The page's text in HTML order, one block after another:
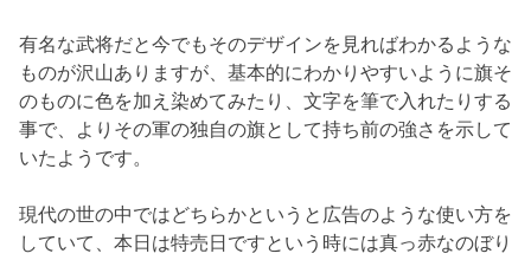
有名な武将だと今でもそのデザインを見ればわかるような
ものが沢山ありますが、基本的にわかりやすいように旗そ
のものに色を加え染めてみたり、文字を筆で入れたりする
事で、よりその軍の独自の旗として持ち前の強さを示して
いたようです。
現代の世の中ではどちらかというと広告のような使い方を
していて、本日は特売日ですという時には真っ赤なのぼり